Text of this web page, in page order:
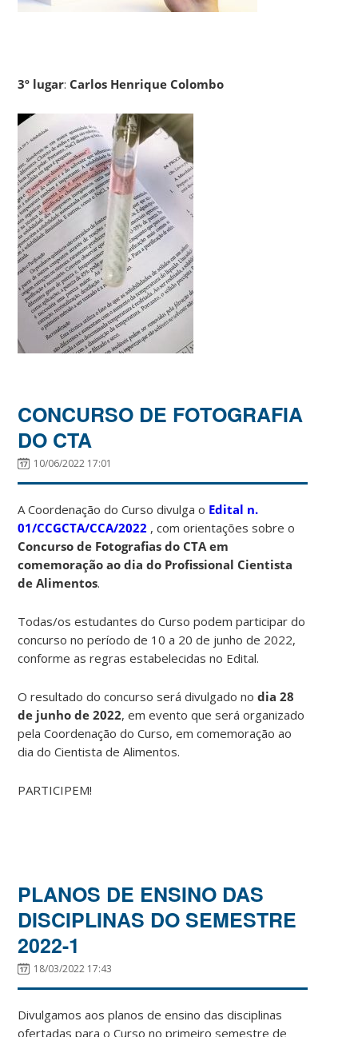
3º lugar: Carlos Henrique Colombo
CONCURSO DE FOTOGRAFIA
DO CTA
10/06/2022 17:01
A Coordenação do Curso divulga o Edital n.
01/CCGCTA/CCA/2022 , com orientações sobre o
Concurso de Fotografias do CTA em
comemoração ao dia do Profissional Cientista
de Alimentos.
Todas/os estudantes do Curso podem participar do
concurso no período de 10 a 20 de junho de 2022,
conforme as regras estabelecidas no Edital.
O resultado do concurso será divulgado nodia 28
de junho de 2022, em evento que será organizado
pela Coordenação do Curso, em comemoração ao
dia do Cientista de Alimentos.
PARTICIPEM!
PLANOS DE ENSINO DAS
DISCIPLINAS DO SEMESTRE
2022-1
18/03/2022 17:43
Divulgamos aos planos de ensino das disciplinas
ofertadas para o Curso no primeiro semestre de